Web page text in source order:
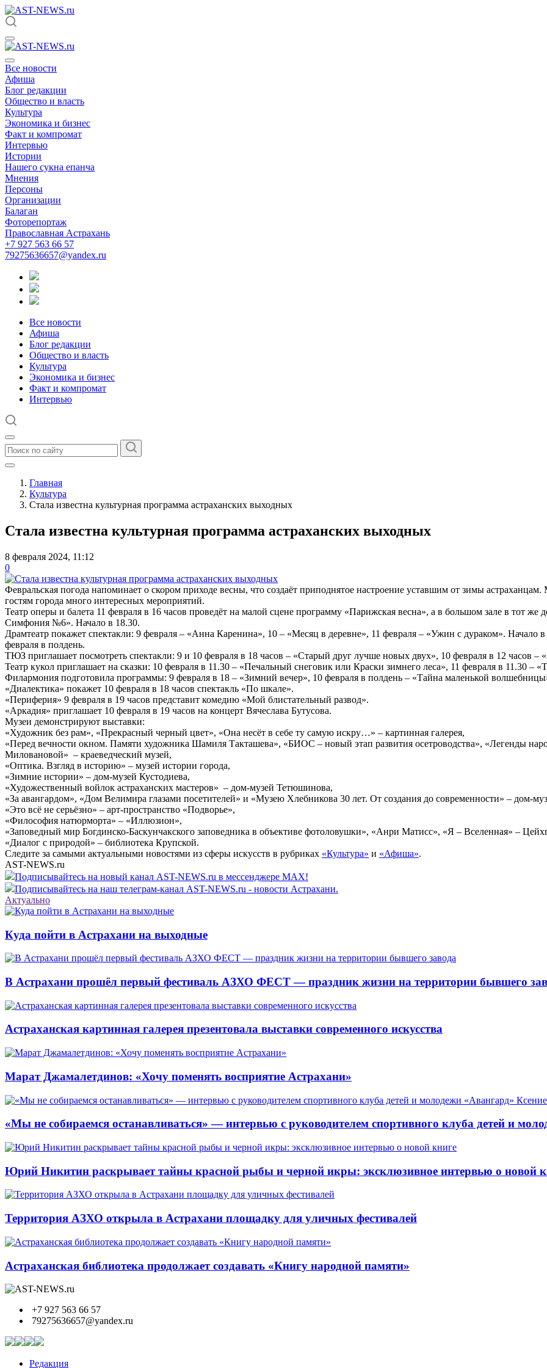
Все новости
Афиша
Блог редакции
Общество и власть
Культура
Экономика и бизнес
Факт и компромат
Интервью
Истории
Нашего сукна епанча
Мнения
Персоны
Организации
Балаган
Фоторепортаж
Православная Астрахань
+7 927 563 66 57
79275636657@yandex.ru
Все новости
Афиша
Блог редакции
Общество и власть
Культура
Экономика и бизнес
Факт и компромат
Интервью
Главная
Культура
Стала известна культурная программа астраханских выходных
Стала известна культурная программа астраханских выходных
8 февраля 2024, 11:12
0
Февральская погода напоминает о скором приходе весны, что создаёт приподнятое настроение уставшим от зимы
гостям города много интересных мероприятий.
Театр оперы и балета 11 февраля в 16 часов проведёт на малой сцене программу «Парижская весна», а в большом зале в тот же
Симфония №6». Начало в 18.30.
Драмтеатр покажет спектакли: 9 февраля – «Анна Каренина», 10 – «Месяц в деревне», 11 февраля – «Ужин с дураком». Начало
февраля в полдень.
ТЮЗ приглашает посмотреть спектакли: 9 и 10 февраля в 18 часов – «Старый друг лучше новых двух», 10 февраля в 12 часов –
Театр кукол приглашает на сказки: 10 февраля в 11.30 – «Печальный снеговик или Краски зимнего леса», 11 февраля в 11.30 –
Филармония подготовила программы: 9 февраля в 18 – «Зимний вечер», 10 февраля в полдень – «Тайна маленькой
«Диалектика» покажет 10 февраля в 18 часов спектакль «По шкале».
«Периферия» 9 февраля в 19 часов представит комедию «Мой блистательный развод».
«Аркадия» приглашает 10 февраля в 19 часов на концерт Вячеслава Бутусова.
Музеи демонстрируют выставки:
«Художник без рам», «Прекрасный черный цвет», «Она несёт в себе ту самую искру…» – картинная галерея,
«Перед вечности окном. Памяти художника Шамиля Такташева», «БИОС – новый этап развития осетроводства», «Легенды
Миловановой» – краеведческий музей,
«Оптика. Взгляд в историю» – музей истории города,
«Зимние истории» – дом-музей Кустодиева,
«Художественный войлок астраханских мастеров» – дом-музей Тетюшинова,
«За авангардом», «Дом Велимира глазами посетителей» и «Музею Хлебникова 30 лет. От создания до современности» – дом-
«Это всё не серьёзно» – арт-пространство «Подворье»,
«Философия натюрморта» – «Иллюзион»,
«Заповедный мир Богдинско-Баскунчакского заповедника в объективе фотоловушки», «Анри Матисс», «Я – Вселенная» –
«Диалог с природой» – библиотека Крупской.
Следите за самыми актуальными новостями из сферы искусств в рубриках «Культура» и «Афиша».
AST-NEWS.ru
Подписывайтесь на новый канал AST-NEWS.ru в мессенджере MAX!
Подписывайтесь на наш телеграм-канал AST-NEWS.ru - новости Астрахани.
Актуально
Куда пойти в Астрахани на выходные
В Астрахани прошёл первый фестиваль АЗХО ФЕСТ — праздник жизни на территории бывшего
Астраханская картинная галерея презентовала выставки современного искусства
Марат Джамалетдинов: «Хочу поменять восприятие Астрахани»
«Мы не собираемся останавливаться» — интервью с руководителем спортивного клуба детей и
Юрий Никитин раскрывает тайны красной рыбы и черной икры: эксклюзивное интервью о новой
Территория АЗХО открыла в Астрахани площадку для уличных фестивалей
Астраханская библиотека продолжает создавать «Книгу народной памяти»
+7 927 563 66 57
79275636657@yandex.ru
Редакция